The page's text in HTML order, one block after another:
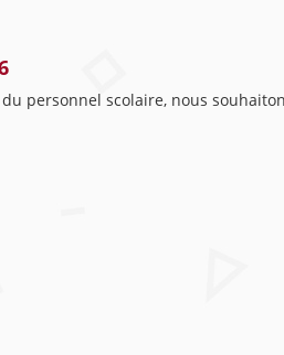
personnel scolaire, nous